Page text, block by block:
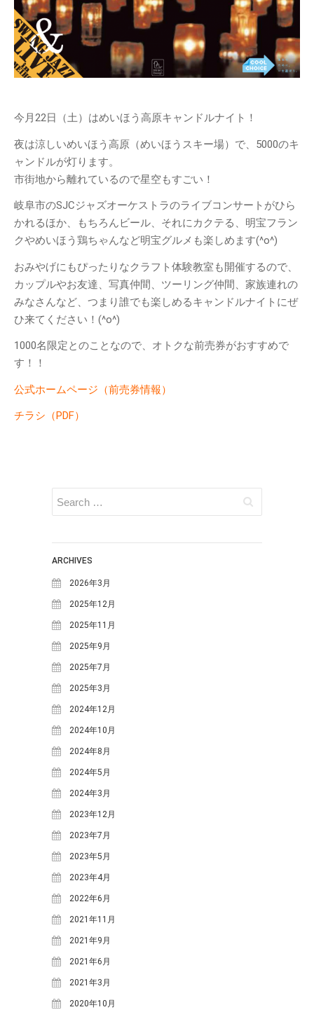
旧ブログ(ななしんぼ)
最近の投稿
清流「吉田川」の魚たちを覗い
の生ごみ堆肥づくり～
日本ミツバチの巣箱を設置しま
した
苗づくりのための「培養土」づ
くり
年末恒例餅つき大会を行いまし
た
MOSO塾
One-Day カフェ/シェフ
お知らせ
ギャラリー
ブログ
めいほう夢ヴィジョン
One-Day カフェ/シェフ
めいほうス
キー場
ベント
カフェイベント
コンサート レジャー
伝統行事 伝統食 古民家
國田家の芝桜
地域イベ
ント 地域団体支援
森プロジェクト
小川 小川小学校
明宝ツーネット
ーリズムネットワークセンタ
宝文化財保護協会 明宝歴史
民俗資料館 春 栃尾里人塾
源右衛門 祭礼 給食ランチ
道の駅 食 食事
2026年3月(4)
2025年12月 (3)
2025年11月 (1)
2025年9月(1)
今月22日（土）はめいほう高原キャンドルナイト！
夜は涼しいめいほう高原（めいほうスキー場）で、5000のキ
ャンドルが灯ります。
市街地から離れているので星空もすごい！
岐阜市のSJCジャズオーケストラのライブコンサートがひら
かれるほか、もちろんビール、それにカクテる、明宝フラン
クやめいほう鶏ちゃんなど明宝グルメも楽しめます(^o^)
おみやげにもぴったりなクラフト体験教室も開催するので、
カップルやお友達、写真仲間、ツーリング仲間、家族連れの
みなさんなど、つまり誰でも楽しめるキャンドルナイトにぜ
ひ来てください！(^o^)
1000名限定とのことなので、オトクな前売券がおすすめで
す！！
公式ホームページ（前売券情報）
チラシ（PDF）
ARCHIVES
2026年3月
2025年12月
2025年11月
2025年9月
2025年7月
2025年3月
2024年12月
2024年10月
2024年8月
2024年5月
2024年3月
2023年12月
2023年7月
2023年5月
2023年4月
2022年6月
2021年11月
2021年9月
2021年6月
2021年3月
2020年10月